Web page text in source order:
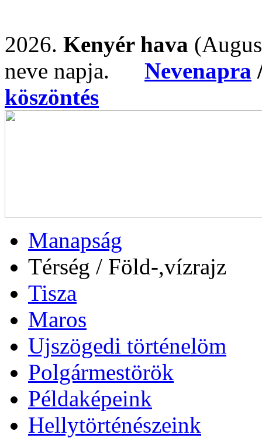
2026. Kenyér hava
neve napja. Nevenapra
köszöntés
Manapság
Térség / Föld-,vízrajz
Tisza
Maros
Ujszögedi történelöm
Polgármestörök
Példaképeink
Hellytörténészeink